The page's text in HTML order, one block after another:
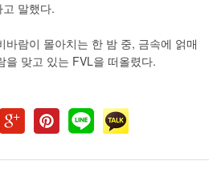
말했다.
바람이 몰아치는 한 밤 중, 금속에 얽매
을 맞고 있는 FVL을 떠올렸다.